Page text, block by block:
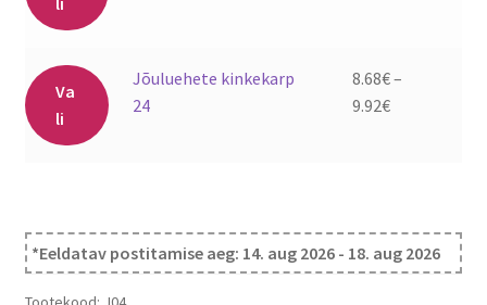
saab
varianti.
Valikuid
saab
9.92€
Va
li
Sellel
tootel
saab
teha
tootelehel.
Jõuluehete kinkekarp
24
8.68€–
9.92€
*Eeldatav postitamise aeg: 14. aug 2026 - 18. aug 2026